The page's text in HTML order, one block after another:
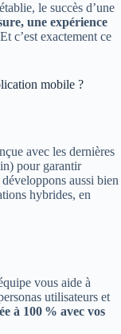
le succès d’une
une expérience
c’est exactement ce
mobile ?
avec les dernières
pour garantir
aussi bien
hybrides, en
vous aide à
utilisateurs et
à 100 % avec vos